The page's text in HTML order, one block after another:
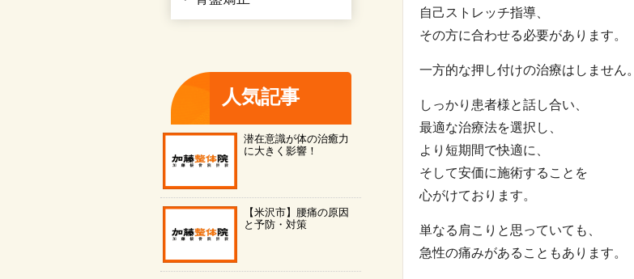
自己ストレッチ指導、
その方に合わせる必要があります。
一方的な押し付けの治療はしません。
しっかり患者様と話し合い、
最適な治療法を選択し、
より短期間で快適に、
そして安価に施術することを
心がけております。
単なる肩こりと思っていても、
急性の痛みがあることもあります。
人気記事
潜在意識が体の治癒力
に大きく影響！
【米沢市】腰痛の原因
と予防・対策